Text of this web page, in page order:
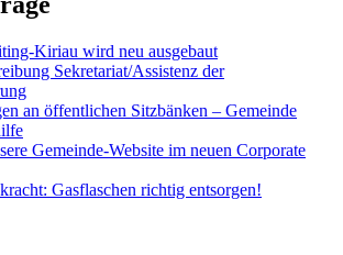
Kiriau wird neu ausgebaut
Sekretariat/Assistenz der
an öffentlichen Sitzbänken – Gemeinde
Gemeinde-Website im neuen Corporate
Gasflaschen richtig entsorgen!